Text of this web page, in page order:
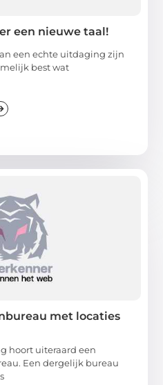
een nieuwe taal!
een echte uitdaging zijn
best wat
met locaties
hoort uiteraard een
Een dergelijk bureau